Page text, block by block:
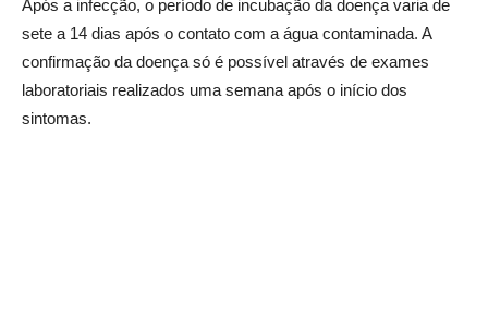
Após a infecção, o período de incubação da doença varia de
sete a 14 dias após o contato com a água contaminada. A
confirmação da doença só é possível através de exames
laboratoriais realizados uma semana após o início dos
sintomas.